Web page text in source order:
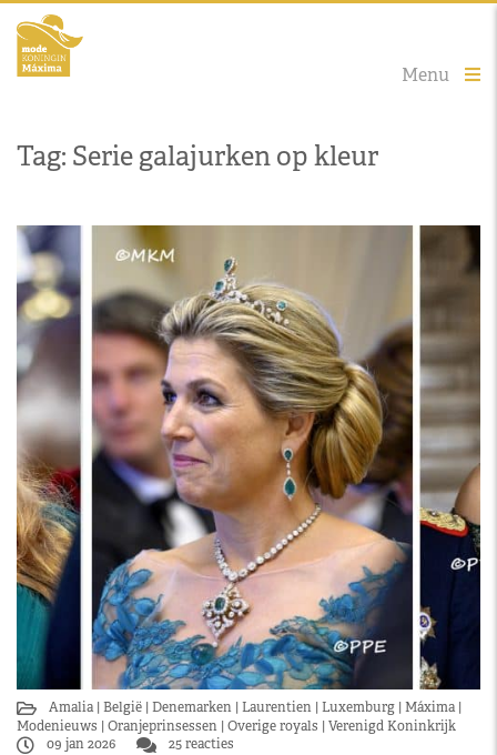
Menu
Tag: Serie galajurken op kleur
Amalia België Denemarken Laurentien Luxemburg Máxima
Modenieuws
Oranjeprinsessen Overige royals
Verenigd Koninkrijk
09 jan 2026
25 reacties